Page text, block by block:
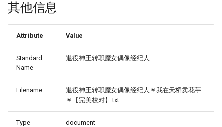
其他信息
Attribute Value
Standard
Name
退役神王转职魔女偶像经纪人
Filename
退役神王转职魔女偶像经纪人￥我在天桥卖花芋
￥【完美校对】.txt
Type document